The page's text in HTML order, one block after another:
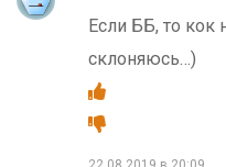
Если ББ, то кок
склоняюсь…)